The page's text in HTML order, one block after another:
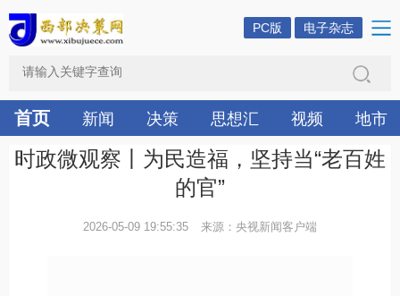
PC版 电子杂志
首页 新闻 决策 思想汇 视频 地市
时政微观察丨为民造福，坚持当“老百姓
的官”
2026-05-09 19:55:35 来源：央视新闻客户端